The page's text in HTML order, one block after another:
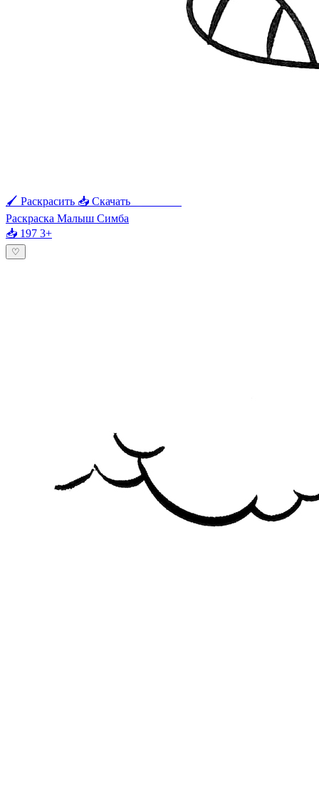
🖌 Раскрасить 📥 Скачать
Раскраска Малыш Симба
📥 197 3+
♡